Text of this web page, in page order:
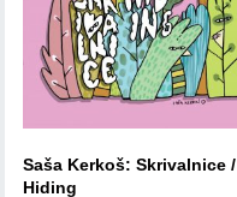
Saša Kerkoš: Skrivalnice /
Hiding